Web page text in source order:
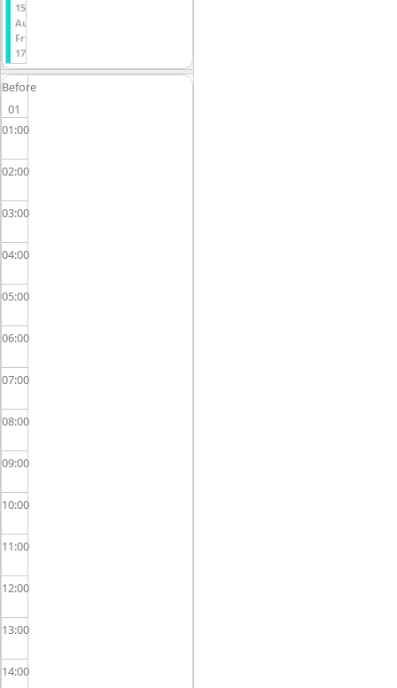
15
August
Friday
17:00
Before
01
01
02
03
04
05
06
07
08
09
10
11
12
13
14